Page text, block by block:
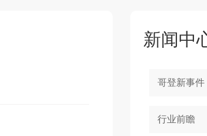
新闻中
哥登新事件
行业前瞻